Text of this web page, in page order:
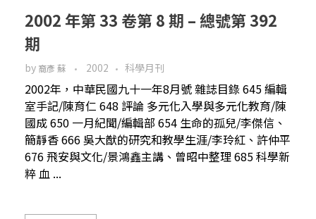
2002 年第 33 卷第 8 期 – 總號第 392
期
by 裔彥 蘇 2002 科學月刊
2002年，中華民國九十一年8月號 雜誌目錄 645 編輯
室手記/陳育仁 648 評論 多元化入學與多元化教育/陳
國成 650 一月紀聞/編輯部 654 生命的孤兒/李傑信、
簡靜香 666 吳大猷的研究和教學生涯/李玲紅、許仲平
676 飛安與文化/景鴻鑫主講、曾昭中整理 685 科學新
粹 血 ...